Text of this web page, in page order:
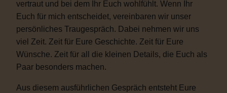
vertraut und bei dem Ihr Euch wohlfühlt. Wenn Ihr
Euch für mich entscheidet, vereinbaren wir unser
persönliches Traugespräch. Dabei nehmen wir uns
viel Zeit. Zeit für Eure Geschichte. Zeit für Eure
Wünsche. Zeit für all die kleinen Details, die Euch als
Paar besonders machen.
Aus diesem ausführlichen Gespräch entsteht Eure